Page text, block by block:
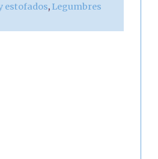
estofados, Legumbres